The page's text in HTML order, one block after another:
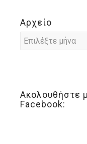
Αρχείο
Ακολουθήστε
Facebook: